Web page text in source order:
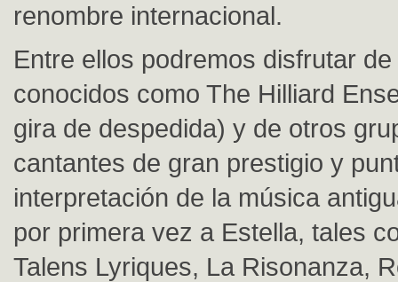
renombre internacional.
Entre ellos podremos disfrutar
conocidos como The Hilliard
gira de despedida) y de otros
cantantes de gran prestigio y
interpretación de la música
por primera vez a Estella, tales
Talens Lyriques, La Risonanza,